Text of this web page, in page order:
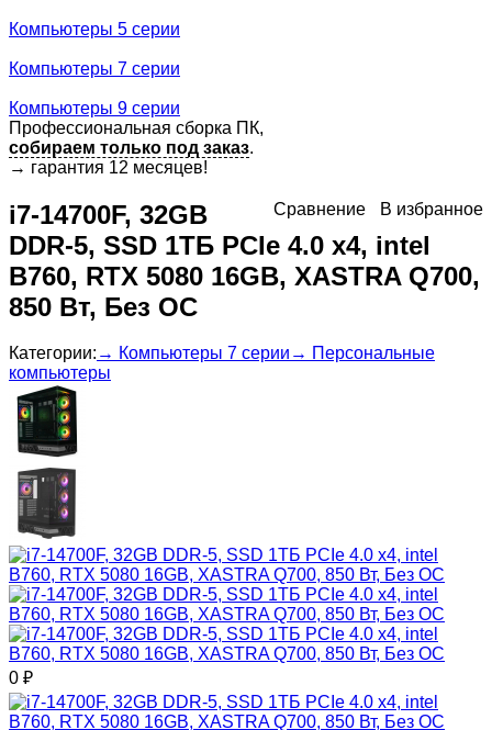
Компьютеры 5 серии
Компьютеры 7 серии
Компьютеры 9 серии
Профессиональная сборка ПК,
собираем только под заказ.
→ гарантия 12 месяцев!
В избранное
Сравнение
i7-14700F, 32GB
DDR-5, SSD 1ТБ PCIe 4.0 x4, intel
B760, RTX 5080 16GB, XASTRA Q700,
850 Вт, Без ОС
Категории: → Компьютеры 7 серии → Персональные
компьютеры
0 ₽